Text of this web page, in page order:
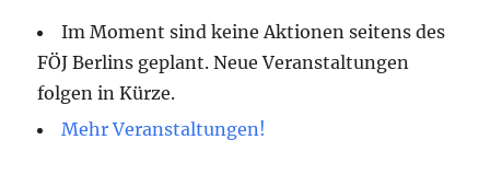
Im Moment sind keine Aktionen seitens des
FÖJ Berlins geplant. Neue Veranstaltungen
folgen in Kürze.
Mehr Veranstaltungen!